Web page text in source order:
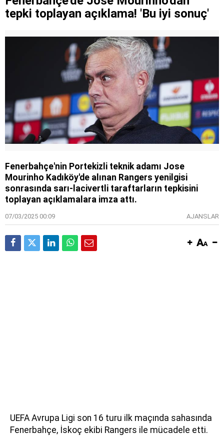
tepki toplayan açıklama! 'Bu iyi sonuç'
Fenerbahçe'nin Portekizli teknik adamı Jose
Mourinho Kadıköy'de alınan Rangers yenilgisi
sonrasında sarı-lacivertli taraftarların tepkisini
toplayan açıklamalara imza attı.
07/03/2025 00:09 AJANSLAR
UEFA Avrupa Ligi son 16 turu ilk maçında sahasında
Fenerbahçe, İskoç ekibi Rangers ile mücadele etti.